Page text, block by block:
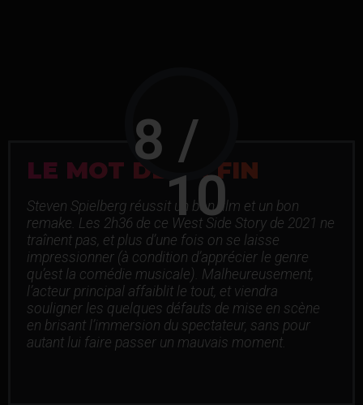
8
10
LE MOT DE LA FIN
Steven Spielberg réussit un bon film et un bon
remake. Les 2h36 de ce West Side Story de 2021 ne
traînent pas, et plus d’une fois on se laisse
impressionner (à condition d’apprécier le genre
qu’est la comédie musicale). Malheureusement,
l’acteur principal affaiblit le tout, et viendra
souligner les quelques défauts de mise en scène
en brisant l’immersion du spectateur, sans pour
autant lui faire passer un mauvais moment.